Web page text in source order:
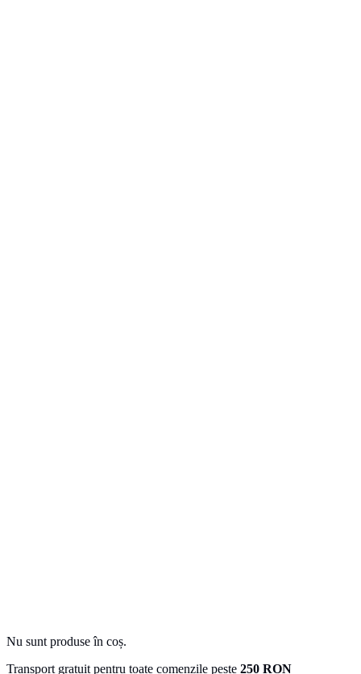
Nu sunt produse în coș.
Transport gratuit pentru toate comenzile peste 250 RON